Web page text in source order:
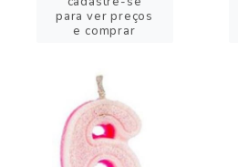
para ver preços
e comprar